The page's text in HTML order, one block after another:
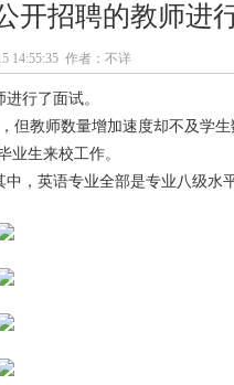
开招聘的教师进
14:55:35 作者：不详
行了面试。
教师数量增加速度却不及学
业生来校工作。
，英语专业全部是专业八级水